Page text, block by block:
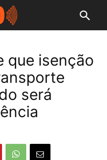
que isenção
será